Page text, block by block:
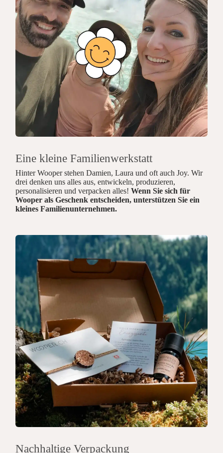
Eine kleine Familienwerkstatt
Hinter Wooper stehen Damien, Laura und oft auch Joy. Wir
drei denken uns alles aus, entwickeln, produzieren,
personalisieren und verpacken alles!Wenn Sie sich für
Wooper als Geschenk entscheiden, unterstützen Sie ein
kleines Familienunternehmen.
Nachhaltige Verpackung